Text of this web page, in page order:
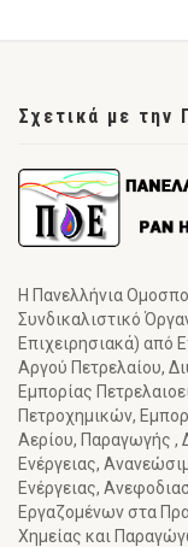
Σχετικά με την
Η Πανελλήνια
Συνδικαλιστικό
Επιχειρησιακά) από
Αργού Πετρελαίου,
Εμπορίας
Πετροχημικών,
Αερίου, Παραγωγής ,
Ενέργειας,
Ενέργειας,
Εργαζομένων στα
Χημείας και